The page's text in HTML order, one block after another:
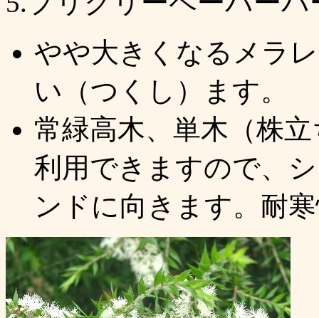
やや大きくなるメラ
い（つくし）ます。
常緑高木、単木（株
利用できますので、
ンドに向きます。耐